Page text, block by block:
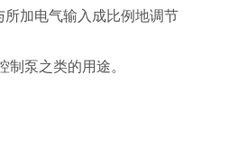
加电气输入成比例地调节
泵之类的用途。